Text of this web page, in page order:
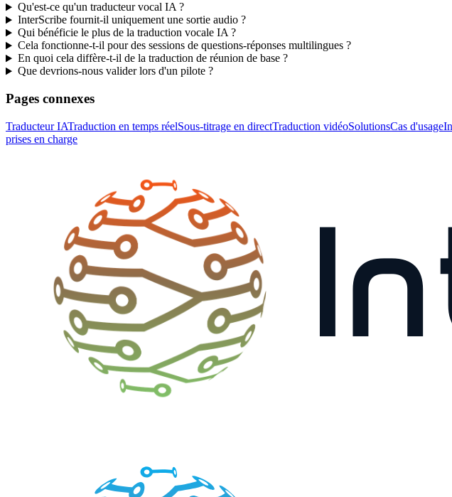
Qu'est-ce qu'un traducteur vocal IA ?
InterScribe fournit-il uniquement une sortie audio ?
Qui bénéficie le plus de la traduction vocale IA ?
Cela fonctionne-t-il pour des sessions de questions-réponses multilingues ?
En quoi cela diffère-t-il de la traduction de réunion de base ?
Que devrions-nous valider lors d'un pilote ?
Pages connexes
Traducteur IATraduction en temps réelSous-titrage en directTraduction vidéoSolutionsCas d'usage
prises en charge